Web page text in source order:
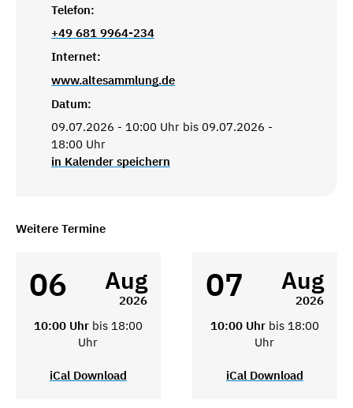
Telefon:
+49 681 9964-234
Internet:
www.altesammlung.de
Datum:
09.07.2026 - 10:00 Uhr bis 09.07.2026 -
18:00 Uhr
in Kalender speichern
Weitere Termine
06 Aug
2026
10:00 Uhr bis 18:00
Uhr
iCal Download
07 Aug
2026
10:00 Uhr bis 18:00
Uhr
iCal Download